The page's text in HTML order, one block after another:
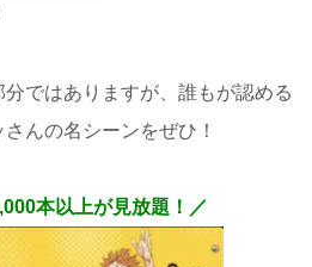
ではありますが、誰もが認める
んの名シーンをぜひ！
本以上が見放題！／